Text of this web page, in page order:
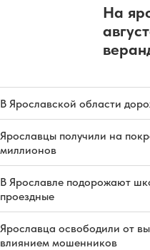
На
В Ярославской области
Ярославцы получили на
миллионов
В Ярославле подорожают
проездные
Ярославца освободили от
влиянием мошенников